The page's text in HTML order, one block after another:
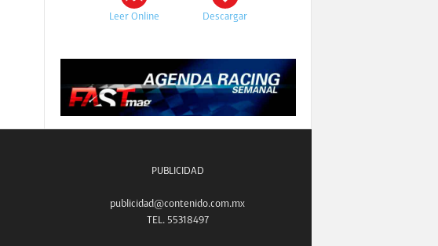
Leer Online Descargar
PUBLICIDAD
publicidad@contenido.com.mx
TEL. 55318497